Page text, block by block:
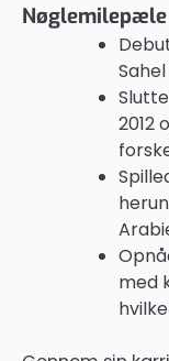
Sahel
2012
med